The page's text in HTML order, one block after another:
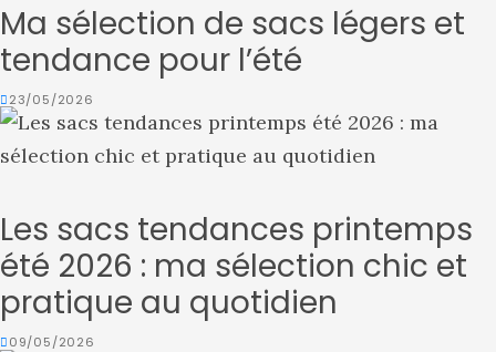
Ma sélection de sacs légers et
tendance pour l’été
23/05/2026
Les sacs tendances printemps
été 2026 : ma sélection chic et
pratique au quotidien
09/05/2026